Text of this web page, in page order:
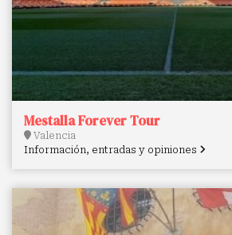
Mestalla Forever Tour
Valencia
Información, entradas y opiniones